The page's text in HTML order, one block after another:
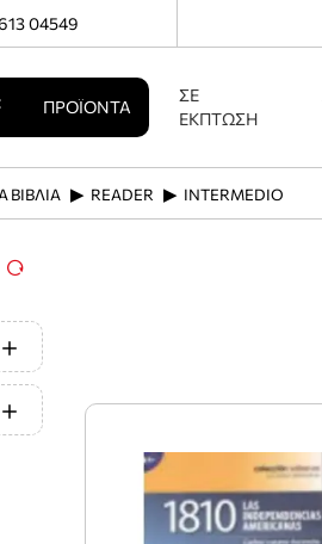
04549
ΠΡΟΪΌΝΤΑ
ΣΕ
ΈΚΠΤΩΣΗ
READER INTERMEDIO